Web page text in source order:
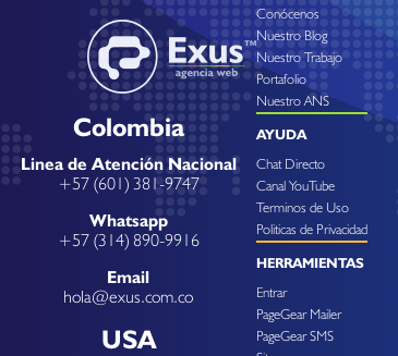
Colombia
Linea de Atención Nacional
+57 (601) 381-9747
Whatsapp
+57 (314) 890-9916
Email
hola@exus.com.co
USA
Conócenos
Nuestro Blog
Nuestro Trabajo
Portafolio
Nuestro ANS
AYUDA
Chat Directo
Canal YouTube
Terminos de Uso
Politicas de Privacidad
HERRAMIENTAS
Entrar
PageGear Mailer
PageGear SMS